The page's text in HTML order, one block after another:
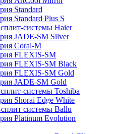
Standard
Standard Plus S
системы Haier
JADE-SM Silver
Coral-M
FLEXIS-SM
FLEXIS-SM Black
FLEXIS-SM Gold
JADE-SM Gold
системы Toshiba
Shorai Edge White
системы Ballu
Platinum Evolution